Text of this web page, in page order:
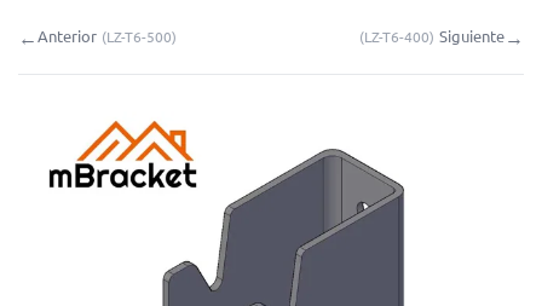
Consulta en línea
Mis consultas
←Anterior (LZ-T6-500) (LZ-T6-400) Siguiente→